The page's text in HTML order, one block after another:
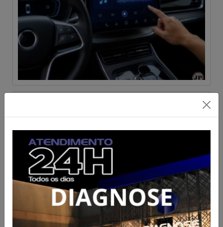
em acidente na GO-154 entre
Uruana e Carmo do Rio Verde
Acesse para mais informações
Publicado em 06/08/2026 às 14:21